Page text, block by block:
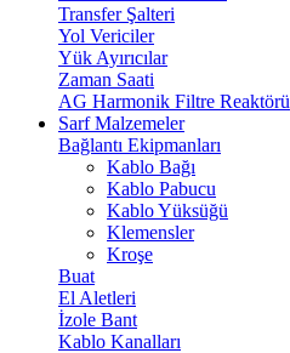
Transfer Şalteri
Yol Vericiler
Yük Ayırıcılar
Zaman Saati
AG Harmonik Filtre Reaktörü
Sarf Malzemeler
Bağlantı Ekipmanları
Kablo Bağı
Kablo Pabucu
Kablo Yüksüğü
Klemensler
Kroşe
Buat
El Aletleri
İzole Bant
Kablo Kanalları